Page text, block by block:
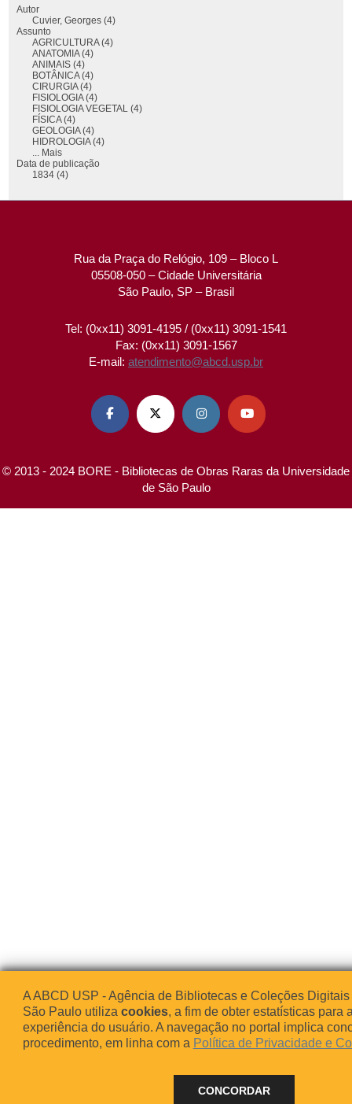
Autor
Cuvier, Georges (4)
Assunto
AGRICULTURA (4)
ANATOMIA (4)
ANIMAIS (4)
BOTÂNICA (4)
CIRURGIA (4)
FISIOLOGIA (4)
FISIOLOGIA VEGETAL (4)
FÍSICA (4)
GEOLOGIA (4)
HIDROLOGIA (4)
... Mais
Data de publicação
1834 (4)
Rua da Praça do Relógio, 109 – Bloco L
05508-050 – Cidade Universitária
São Paulo, SP – Brasil
Tel: (0xx11) 3091-4195 / (0xx11) 3091-1541
Fax: (0xx11) 3091-1567
E-mail: atendimento@abcd.usp.br
   
© 2013 - 2024 BORE - Bibliotecas de Obras Raras da Universidade
de São Paulo
A ABCD USP - Agência de Bibliotecas e Coleções
São Paulo utiliza cookies, a fim de obter estatísticas para
experiência do usuário. A navegação no portal implica
procedimento, em linha com a Política de Privacidade e
CONCORDAR